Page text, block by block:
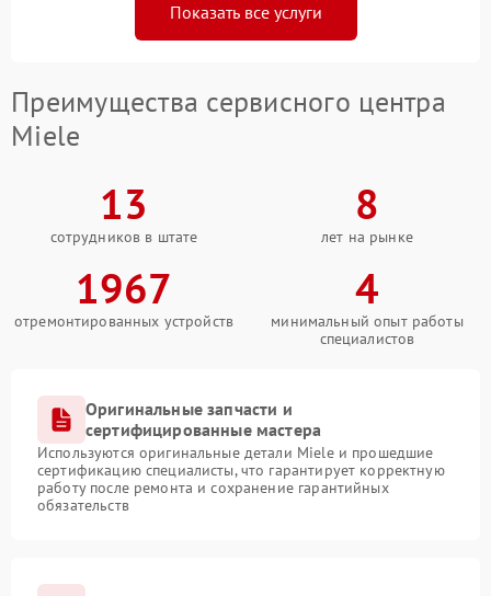
Показать все услуги
Преимущества сервисного центра
Miele
13
сотрудников в штате
8
лет на рынке
1967
отремонтированных устройств
4
минимальный опыт работы
специалистов
Оригинальные запчасти и
сертифицированные мастера
Используются оригинальные детали Miele и прошедшие
сертификацию специалисты, что гарантирует корректную
работу после ремонта и сохранение гарантийных
обязательств